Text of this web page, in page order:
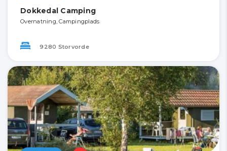
Dokkedal Camping
Overnatning, Campingplads
9280 Storvorde